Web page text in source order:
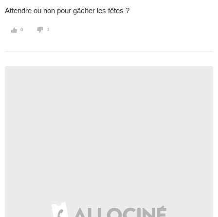
Attendre ou non pour gâcher les fêtes ?
0 1